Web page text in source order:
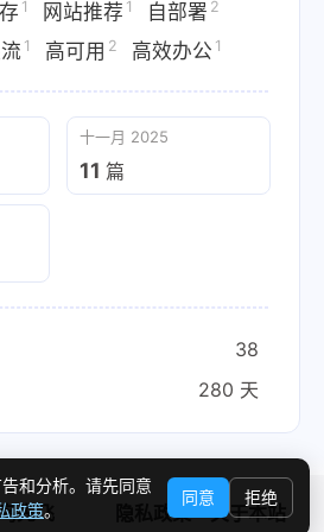
1 网站推荐 1 自部署 2
1 高可用 2 高效办公 1
十一月 2025
11 篇
38
280 天
先飞 隐私政策 关于本站
和分析。请先同意
政策。
同意 拒绝